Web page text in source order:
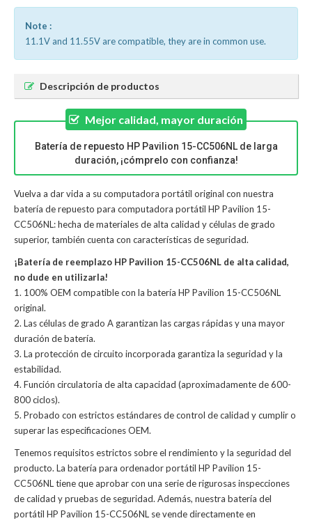
Note :
11.1V and 11.55V are compatible, they are in common use.
Descripción de productos
Mejor calidad, mayor duración
Batería de repuesto HP Pavilion 15-CC506NL de larga
duración, ¡cómprelo con confianza!
Vuelva a dar vida a su computadora portátil original con nuestra
batería de repuesto para computadora portátil HP Pavilion 15-
CC506NL: hecha de materiales de alta calidad y células de grado
superior, también cuenta con características de seguridad.
¡Batería de reemplazo HP Pavilion 15-CC506NL de alta calidad,
no dude en utilizarla!
1. 100% OEM compatible con la batería HP Pavilion 15-CC506NL
original.
2. Las células de grado A garantizan las cargas rápidas y una mayor
duración de batería.
3. La protección de circuito incorporada garantiza la seguridad y la
estabilidad.
4. Función circulatoria de alta capacidad (aproximadamente de 600-
800 ciclos).
5. Probado con estrictos estándares de control de calidad y cumplir o
superar las especificaciones OEM.
Tenemos requisitos estrictos sobre el rendimiento y la seguridad del
producto. La batería para ordenador portátil HP Pavilion 15-
CC506NL tiene que aprobar con una serie de rigurosas inspecciones
de calidad y pruebas de seguridad. Además, nuestra batería del
portátil HP Pavilion 15-CC506NL se vende directamente en